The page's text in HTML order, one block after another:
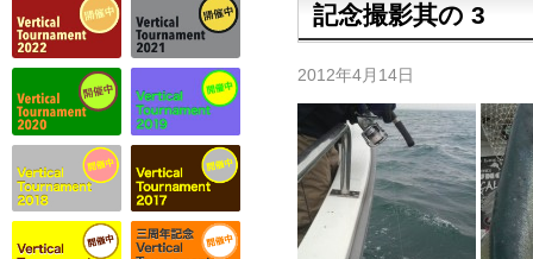
記念撮影其の 3
2012年4月14日